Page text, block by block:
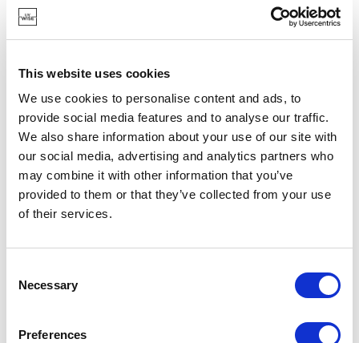
This website uses cookies
We use cookies to personalise content and ads, to
provide social media features and to analyse our traffic.
We also share information about your use of our site with
our social media, advertising and analytics partners who
may combine it with other information that you’ve
provided to them or that they’ve collected from your use
of their services.
Selection
Necessary
Preferences
POINT-VIRGULE
PV-LIV-7340 VOEDERHUISJES VOOR VOGELS
VOEDERHUISJE VOGELS UIT BAMBOEVEZEL BEIGE
€ 19,95